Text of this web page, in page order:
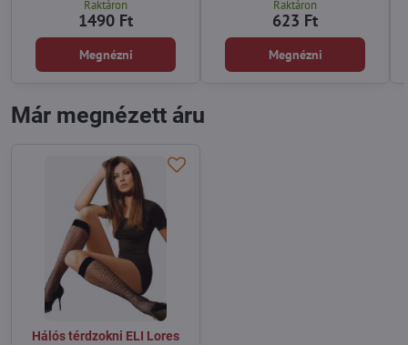
Raktáron
1490 Ft
Megnézni
Raktáron
623 Ft
Megnézni
Már megnézett áru
Hálós térdzokni ELI Lores